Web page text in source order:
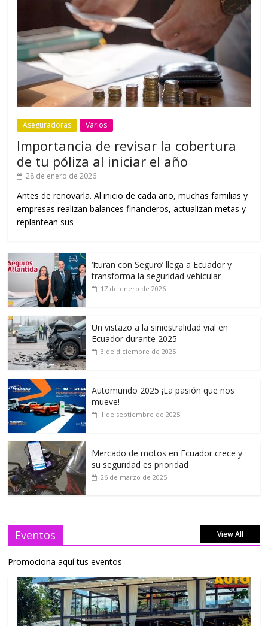
Aseguradoras Varios
Importancia de revisar la cobertura
de tu póliza al iniciar el año
28 de enero de 2026
Antes de renovarla. Al inicio de cada año, muchas familias y
empresas realizan balances financieros, actualizan metas y
replantean sus
‘Ituran con Seguro’ llega a Ecuador y
transforma la seguridad vehicular
17 de enero de 2026
Un vistazo a la siniestralidad vial en
Ecuador durante 2025
3 de diciembre de 2025
Automundo 2025 ¡La pasión que nos
mueve!
1 de septiembre de 2025
Mercado de motos en Ecuador crece y
su seguridad es prioridad
26 de marzo de 2025
Eventos View All
Promociona aquí tus eventos